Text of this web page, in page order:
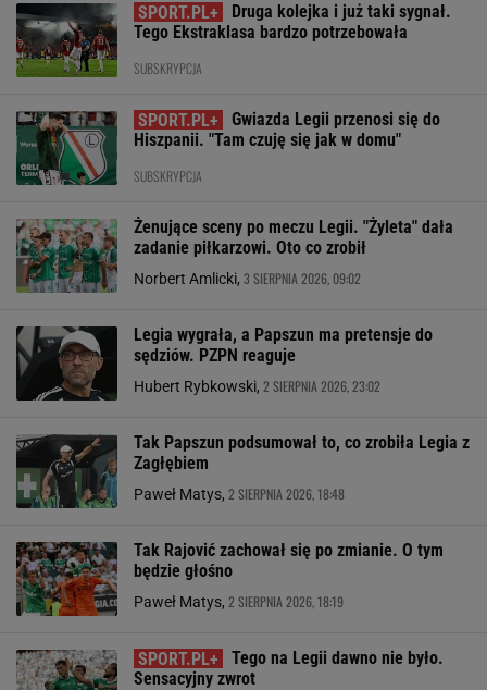
Druga kolejka i już taki sygnał.
Tego Ekstraklasa bardzo potrzebowała
SUBSKRYPCJA
Gwiazda Legii przenosi się do
Hiszpanii. "Tam czuję się jak w domu"
SUBSKRYPCJA
Żenujące sceny po meczu Legii. "Żyleta" dała
zadanie piłkarzowi. Oto co zrobił
Norbert Amlicki, 3 SIERPNIA 2026, 09:02
Legia wygrała, a Papszun ma pretensje do
sędziów. PZPN reaguje
Hubert Rybkowski, 2 SIERPNIA 2026, 23:02
Tak Papszun podsumował to, co zrobiła Legia z
Zagłębiem
Paweł Matys, 2 SIERPNIA 2026, 18:48
Tak Rajović zachował się po zmianie. O tym
będzie głośno
Paweł Matys, 2 SIERPNIA 2026, 18:19
Tego na Legii dawno nie było.
Sensacyjny zwrot